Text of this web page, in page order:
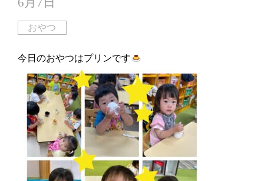
おやつ
今日のおやつはプリンです